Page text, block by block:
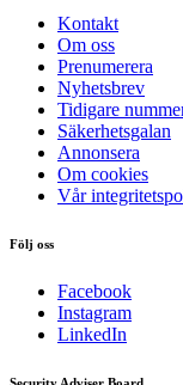
Kontakt
Om oss
Prenumerera
Nyhetsbrev
Tidigare
Säkerhetsgalan
Annonsera
Om cookies
Vår
Följ oss
Facebook
Instagram
LinkedIn